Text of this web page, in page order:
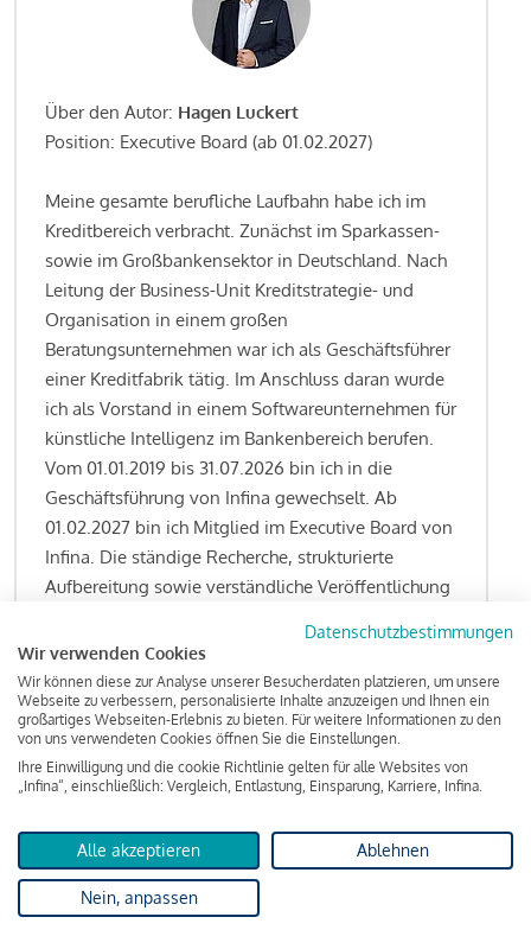
Über den Autor: Hagen Luckert
Position: Executive Board (ab 01.02.2027)
Meine gesamte berufliche Laufbahn habe ich im
Kreditbereich verbracht. Zunächst im Sparkassen-
sowie im Großbankensektor in Deutschland. Nach
Leitung der Business-Unit Kreditstrategie- und
Organisation in einem großen
Beratungsunternehmen war ich als Geschäftsführer
einer Kreditfabrik tätig. Im Anschluss daran wurde
ich als Vorstand in einem Softwareunternehmen für
künstliche Intelligenz im Bankenbereich berufen.
Vom 01.01.2019 bis 31.07.2026 bin ich in die
Geschäftsführung von Infina gewechselt. Ab
01.02.2027 bin ich Mitglied im Executive Board von
Infina. Die ständige Recherche, strukturierte
Aufbereitung sowie verständliche Veröffentlichung
Kreditgeschäft gehören zu den wesentlichen
Schwerpunktsetzungen meiner Funktion.
Lesen Sie meine Finanzierungs-Tipps
KreditindexDas Wohnkredit Barometer
Datenschutzbestimmungen
Wir verwenden Cookies
Wir können diese zur Analyse unserer Besucherdaten platzieren, um unsere
Webseite zu verbessern, personalisierte Inhalte anzuzeigen und Ihnen ein
großartiges Webseiten-Erlebnis zu bieten. Für weitere Informationen zu den
von uns verwendeten Cookies öffnen Sie die Einstellungen.
Ihre Einwilligung und die cookie Richtlinie gelten für alle Websites von
„Infina“, einschließlich: Vergleich, Entlastung, Einsparung, Karriere, Infina.
Alle akzeptieren Ablehnen
Nein, anpassen